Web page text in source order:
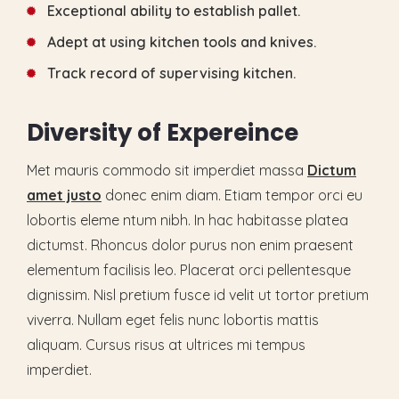
Exceptional ability to establish pallet.
Adept at using kitchen tools and knives.
Track record of supervising kitchen.
Diversityof Expereince
Met mauris commodo sit imperdiet massa Dictum
amet justo donec enim diam. Etiam tempor orci eu
lobortis eleme ntum nibh. In hac habitasse platea
dictumst. Rhoncus dolor purus non enim praesent
elementum facilisis leo. Placerat orci pellentesque
dignissim. Nisl pretium fusce id velit ut tortor pretium
viverra. Nullam eget felis nunc lobortis mattis
aliquam. Cursus risus at ultrices mi tempus
imperdiet.